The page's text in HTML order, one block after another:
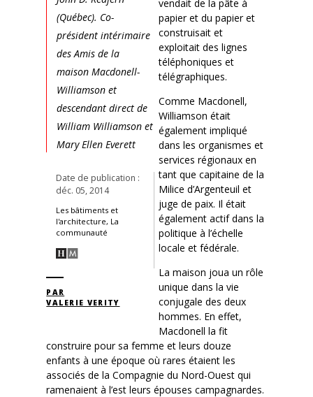
(Québec). Co-
président intérimaire
des Amis de la
maison Macdonell-
Williamson et
descendant direct de
William Williamson et
Mary Ellen Everett
Date de publication :
déc. 05, 2014
Les bâtiments et
l'architecture, La
communauté
PAR
VALERIE VERITY
vendait de la pâte à
papier et du papier et
construisait et
exploitait des lignes
téléphoniques et
télégraphiques.
Comme Macdonell,
Williamson était
également impliqué
dans les organismes et
services régionaux en
tant que capitaine de la
Milice d’Argenteuil et
juge de paix. Il était
également actif dans la
politique à l’échelle
locale et fédérale.
La maison joua un rôle
unique dans la vie
conjugale des deux
hommes. En effet,
Macdonell la fit
construire pour sa femme et leurs douze
enfants à une époque où rares étaient les
associés de la Compagnie du Nord-Ouest qui
ramenaient à l’est leurs épouses campagnardes.